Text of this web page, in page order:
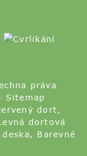
práva
Sitemap
dort,
dortová
, Barevné